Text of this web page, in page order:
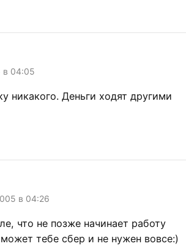
в 04:05
никакого. Деньги ходят другими
в 04:26
что не позже начинает работу
тебе сбер и не нужен вовсе:)